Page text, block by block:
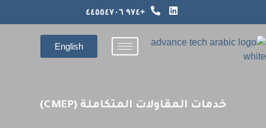
+٩٧٤ ٤٤٥٥٤٧٠٦
English
خدمات المقاولات المتكاملة (CMEP)